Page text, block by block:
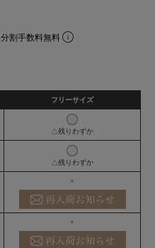
割手数料無料
フリーサイズ
△残りわずか
△残りわずか
×
×